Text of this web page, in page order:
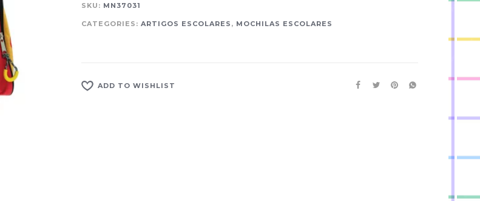
SKU: MN37031
CATEGORIES: ARTIGOS ESCOLARES , MOCHILAS ESCOLARES
ADD TO WISHLIST